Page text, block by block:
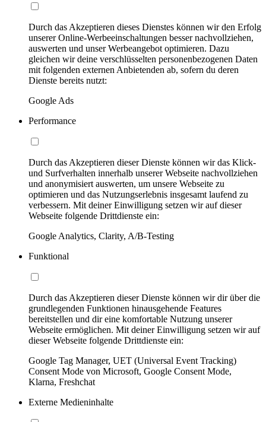
Durch das Akzeptieren dieses Dienstes können wir den Erfolg
unserer Online-Werbeeinschaltungen besser nachvollziehen,
auswerten und unser Werbeangebot optimieren. Dazu
gleichen wir deine verschlüsselten personenbezogenen Daten
mit folgenden externen Anbietenden ab, sofern du deren
Dienste bereits nutzt:
Google Ads
Performance
Durch das Akzeptieren dieser Dienste können wir das Klick-
und Surfverhalten innerhalb unserer Webseite nachvollziehen
und anonymisiert auswerten, um unsere Webseite zu
optimieren und das Nutzungserlebnis insgesamt laufend zu
verbessern. Mit deiner Einwilligung setzen wir auf dieser
Webseite folgende Drittdienste ein:
Google Analytics, Clarity, A/B-Testing
Funktional
Durch das Akzeptieren dieser Dienste können wir dir über die
grundlegenden Funktionen hinausgehende Features
bereitstellen und dir eine komfortable Nutzung unserer
Webseite ermöglichen. Mit deiner Einwilligung setzen wir auf
dieser Webseite folgende Drittdienste ein:
Google Tag Manager, UET (Universal Event Tracking)
Consent Mode von Microsoft, Google Consent Mode,
Klarna, Freshchat
Externe Medieninhalte